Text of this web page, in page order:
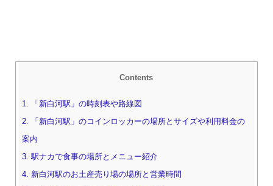
Contents
1. 「新白河駅」の時刻表や路線図
2. 「新白河駅」のコインロッカーの場所とサイズや利用料金の
案内
3. 駅ナカで食事の場所とメニュー紹介
4. 新白河駅のお土産売り場の場所と営業時間